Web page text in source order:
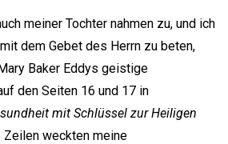
meiner Tochter nahmen zu, und ich
dem Gebet des Herrn zu beten,
Baker Eddys geistige
den Seiten 16 und 17 in
mit Schlüssel zur Heiligen
Zeilen weckten meine